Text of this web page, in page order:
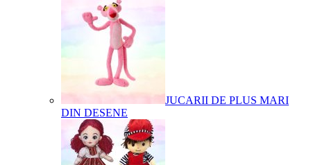
JUCARII DE PLUS MARI
DIN DESENE